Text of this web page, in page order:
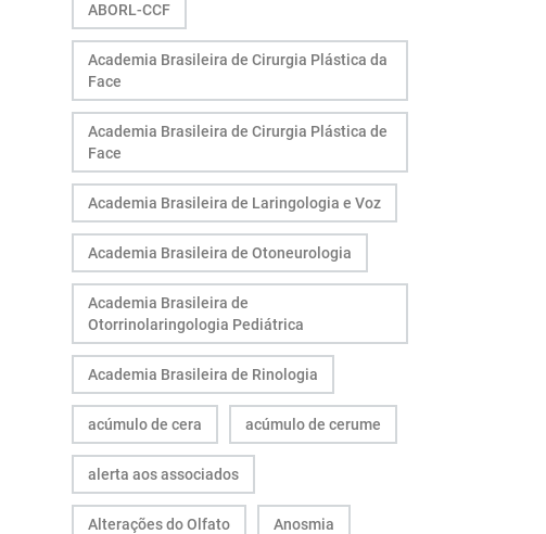
ABORL-CCF
Academia Brasileira de Cirurgia Plástica da
Face
Academia Brasileira de Cirurgia Plástica de
Face
Academia Brasileira de Laringologia e Voz
Academia Brasileira de Otoneurologia
Academia Brasileira de
Otorrinolaringologia Pediátrica
Academia Brasileira de Rinologia
acúmulo de cera acúmulo de cerume
alerta aos associados
Alterações do Olfato Anosmia